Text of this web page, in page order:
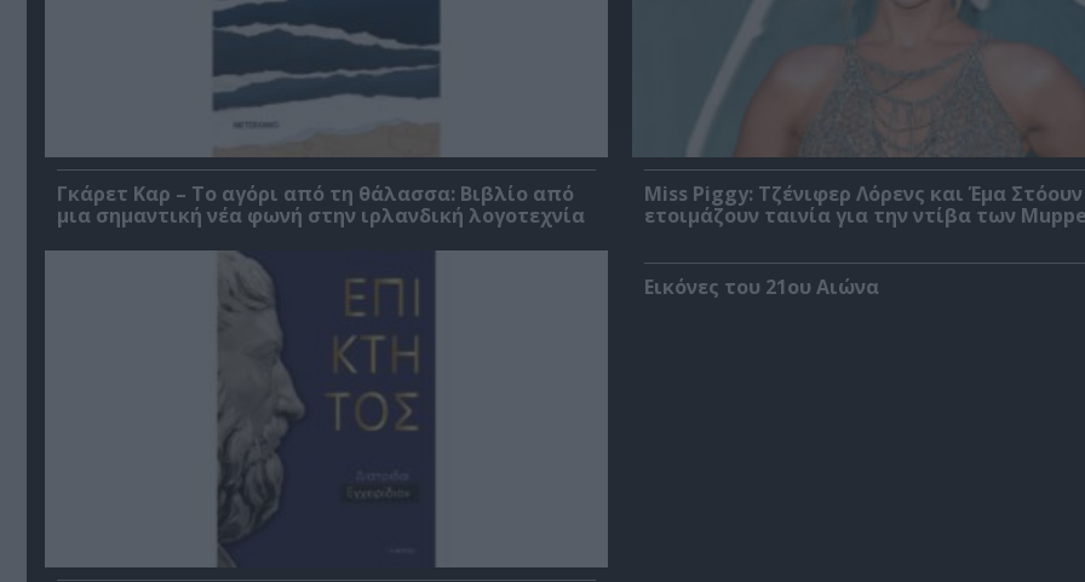
Γκάρετ Καρ – Το αγόρι από τη θάλασσα: Βιβλίο από
μια σημαντική νέα φωνή στην ιρλανδική λογοτεχνία
Miss Piggy: Τζένιφερ Λόρενς και Έμα Στόουν
ετοιμάζουν ταινία για την ντίβα των
Εικόνες του 21ου Αιώνα